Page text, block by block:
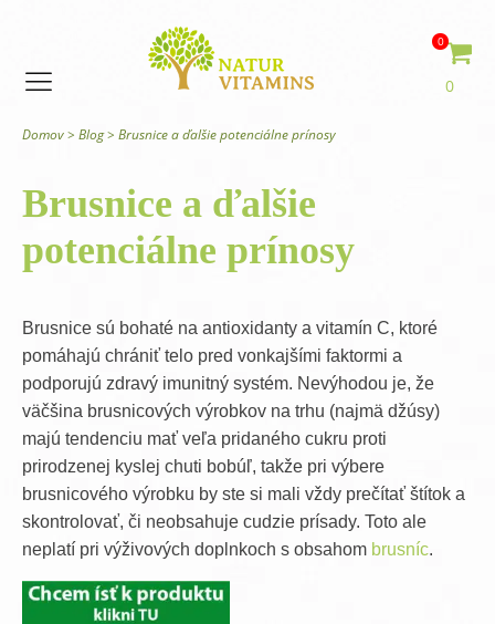
0
0
Domov> Blog> Brusnice a ďalšie potenciálne prínosy
Brusnice a ďalšie
potenciálne prínosy
Brusnice sú bohaté na antioxidanty a vitamín C, ktoré
pomáhajú chrániť telo pred vonkajšími faktormi a
podporujú zdravý imunitný systém. Nevýhodou je, že
väčšina brusnicových výrobkov na trhu (najmä džúsy)
majú tendenciu mať veľa pridaného cukru proti
prirodzenej kyslej chuti bobúľ, takže pri výbere
brusnicového výrobku by ste si mali vždy prečítať štítok a
skontrolovať, či neobsahuje cudzie prísady. Toto ale
neplatí pri výživových doplnkoch s obsahom brusníc.